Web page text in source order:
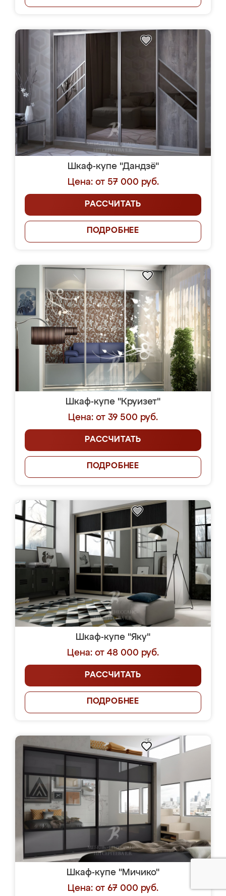
Шкаф-купе "Дандзё"
Цена: от 57 000 руб.
РАССЧИТАТЬ
ПОДРОБНЕЕ
Шкаф-купе "Круизет"
Цена: от 39 500 руб.
РАССЧИТАТЬ
ПОДРОБНЕЕ
Шкаф-купе "Яку"
Цена: от 48 000 руб.
РАССЧИТАТЬ
ПОДРОБНЕЕ
Шкаф-купе "Мичико"
Цена: от 67 000 руб.